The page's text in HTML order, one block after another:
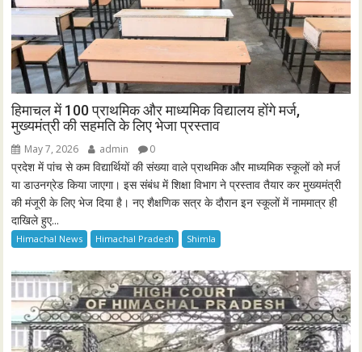
हिमाचल में 100 प्राथमिक और माध्यमिक विद्यालय होंगे मर्ज,
मुख्यमंत्री की सहमति के लिए भेजा प्रस्ताव
May 7, 2026 admin 0
प्रदेश में पांच से कम विद्यार्थियों की संख्या वाले प्राथमिक और माध्यमिक स्कूलों को मर्ज
या डाउनग्रेड किया जाएगा। इस संबंध में शिक्षा विभाग ने प्रस्ताव तैयार कर मुख्यमंत्री
की मंजूरी के लिए भेज दिया है। नए शैक्षणिक सत्र के दौरान इन स्कूलों में नाममात्र ही
दाखिले हुए...
Himachal News Himachal Pradesh Shimla